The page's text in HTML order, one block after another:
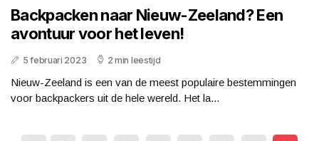
Backpacken naar Nieuw-Zeeland? Een
avontuur voor het leven!
5 februari 2023 2 min leestijd
Nieuw-Zeeland is een van de meest populaire bestemmingen
voor backpackers uit de hele wereld. Het la...